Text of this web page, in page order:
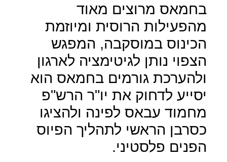
בחמאס מרוצים מאוד
מהפעילות הרוסית ומיוזמת
הכינוס במוסקבה, המפגש
הצפוי נותן לגיטימציה לארגון
ולהערכת גורמים בחמאס הוא
יסייע לדחוק את יו"ר הרש"פ
מחמוד עבאס לפינה ולהציגו
כסרבן הראשי לתהליך הפיוס
הפנים פלסטיני.